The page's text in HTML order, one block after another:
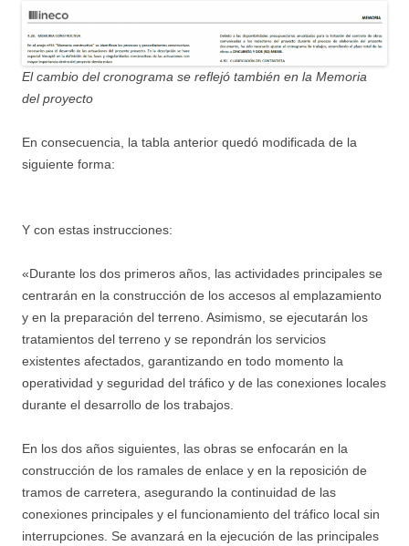
El cambio del cronograma se reflejó también en la Memoria
del proyecto
En consecuencia, la tabla anterior quedó modificada de la
siguiente forma:
Y con estas instrucciones:
«Durante los dos primeros años, las actividades principales se
centrarán en la construcción de los accesos al emplazamiento
y en la preparación del terreno. Asimismo, se ejecutarán los
tratamientos del terreno y se repondrán los servicios
existentes afectados, garantizando en todo momento la
operatividad y seguridad del tráfico y de las conexiones locales
durante el desarrollo de los trabajos.
En los dos años siguientes, las obras se enfocarán en la
construcción de los ramales de enlace y en la reposición de
tramos de carretera, asegurando la continuidad de las
conexiones principales y el funcionamiento del tráfico local sin
interrupciones. Se avanzará en la ejecución de las principales